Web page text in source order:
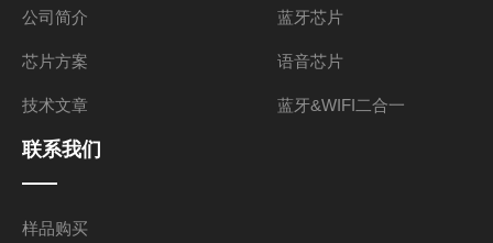
公司简介
芯片方案
技术文章
蓝牙芯片
语音芯片
蓝牙&WIFI二合一
联系我们
样品购买